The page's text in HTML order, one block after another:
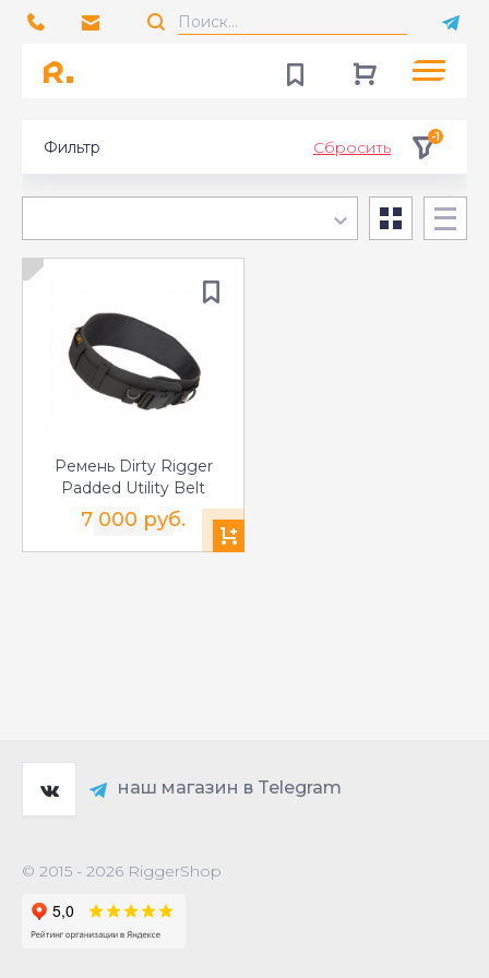
Фильтр Сбросить
-1
Ремень Dirty Rigger
Padded Utility Belt
7 000 руб.
наш магазин в Telegram
© 2015 - 2026 RiggerShop